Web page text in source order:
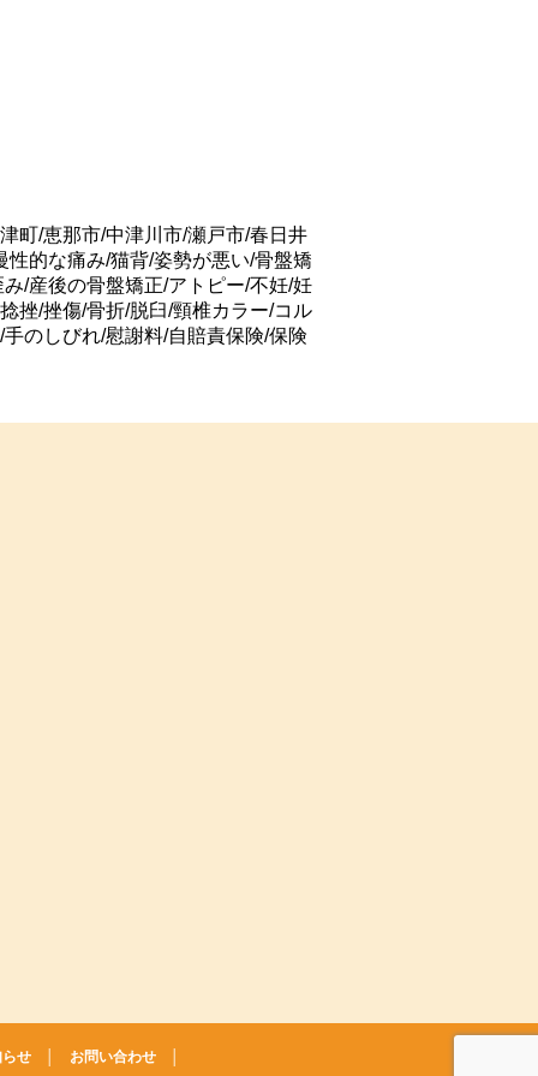
町/恵那市/中津川市/瀬戸市/春日井
的な痛み/猫背/姿勢が悪い/骨盤矯
/産後の骨盤矯正/アトピー/不妊/妊
挫/挫傷/骨折/脱臼/頸椎カラー/コル
のしびれ/慰謝料/自賠責保険/保険
せ お問い合わせ